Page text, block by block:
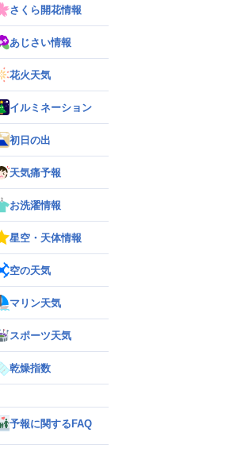
ー
さくら開花情報
あじさい情報
花火天気
イルミネーション
初日の出
天気痛予報
お洗濯情報
星空・天体情報
空の天気
マリン天気
スポーツ天気
乾燥指数
予報に関するFAQ